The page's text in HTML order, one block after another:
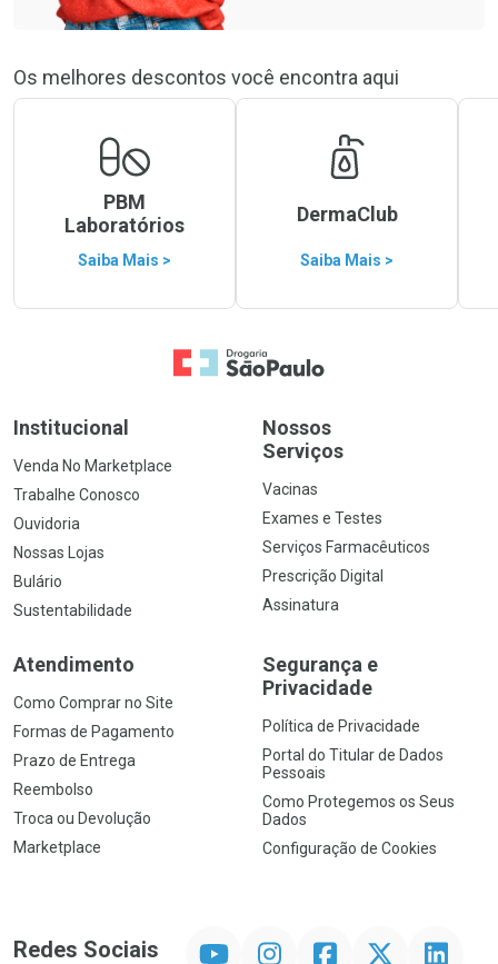
Os melhores descontos você encontra aqui
PBM
Laboratórios
Saiba Mais >
DermaClub
Saiba Mais >
Ir para a Home
Institucional
Venda No Marketplace
Trabalhe Conosco
Ouvidoria
Nossas Lojas
Bulário
Sustentabilidade
Nossos
Serviços
Vacinas
Exames e Testes
Serviços Farmacêuticos
Prescrição Digital
Assinatura
Atendimento
Como Comprar no Site
Formas de Pagamento
Prazo de Entrega
Reembolso
Troca ou Devolução
Marketplace
Segurança e
Privacidade
Política de Privacidade
Portal do Titular de Dados
Pessoais
Como Protegemos os Seus
Dados
Configuração de Cookies
Redes Sociais InstagramFacebook Linkedin